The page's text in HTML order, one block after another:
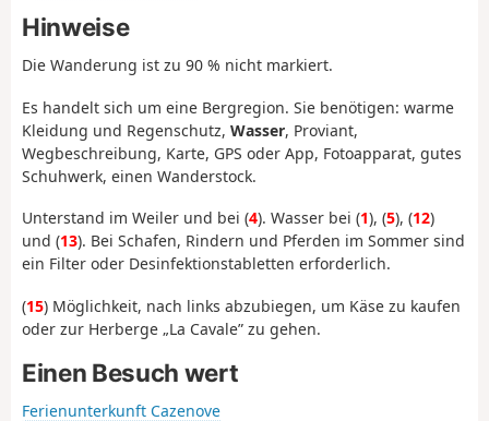
Hinweise
Die Wanderung ist zu 90 % nicht markiert.
Es handelt sich um eine Bergregion. Sie benötigen: warme
Kleidung und Regenschutz, Wasser, Proviant,
Wegbeschreibung, Karte, GPS oder App, Fotoapparat, gutes
Schuhwerk, einen Wanderstock.
Unterstand im Weiler und bei (4). Wasser bei (1), (5), (12)
und (13). Bei Schafen, Rindern und Pferden im Sommer sind
ein Filter oder Desinfektionstabletten erforderlich.
(15) Möglichkeit, nach links abzubiegen, um Käse zu kaufen
oder zur Herberge „La Cavale” zu gehen.
Einen Besuch wert
Ferienunterkunft Cazenove